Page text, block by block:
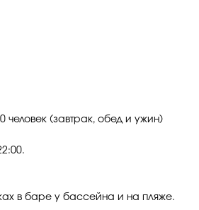
человек (завтрак, обед и ужин)
в баре у бассейна и на пляже.